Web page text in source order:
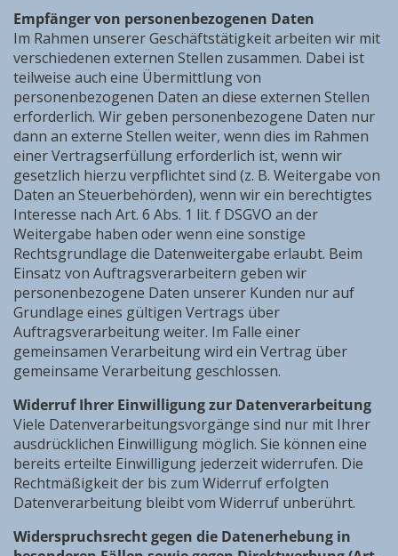
Empfänger von personenbezogenen Daten
Im Rahmen unserer Geschäftstätigkeit arbeiten wir mit
verschiedenen externen Stellen zusammen. Dabei ist
teilweise auch eine Übermittlung von
personenbezogenen Daten an diese externen Stellen
erforderlich. Wir geben personenbezogene Daten nur
dann an externe Stellen weiter, wenn dies im Rahmen
einer Vertragserfüllung erforderlich ist, wenn wir
gesetzlich hierzu verpflichtet sind (z. B. Weitergabe von
Daten an Steuerbehörden), wenn wir ein berechtigtes
Interesse nach Art. 6 Abs. 1 lit. f DSGVO an der
Weitergabe haben oder wenn eine sonstige
Rechtsgrundlage die Datenweitergabe erlaubt. Beim
Einsatz von Auftragsverarbeitern geben wir
personenbezogene Daten unserer Kunden nur auf
Grundlage eines gültigen Vertrags über
Auftragsverarbeitung weiter. Im Falle einer
gemeinsamen Verarbeitung wird ein Vertrag über
gemeinsame Verarbeitung geschlossen.
Widerruf Ihrer Einwilligung zur Datenverarbeitung
Viele Datenverarbeitungsvorgänge sind nur mit Ihrer
ausdrücklichen Einwilligung möglich. Sie können eine
bereits erteilte Einwilligung jederzeit widerrufen. Die
Rechtmäßigkeit der bis zum Widerruf erfolgten
Datenverarbeitung bleibt vom Widerruf unberührt.
Widerspruchsrecht gegen die Datenerhebung in